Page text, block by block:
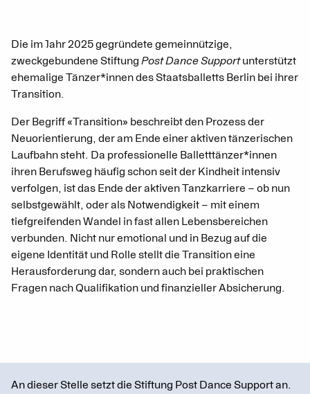
Die im Jahr 2025 gegründete gemeinnützige,
zweckgebundene StiftungPost Dance Supportunterstützt
ehemalige Tänzer*innen des Staatsballetts Berlin bei ihrer
Transition.
Der Begriff «Transition» beschreibt den Prozess der
Neuorientierung, der am Ende einer aktiven tänzerischen
Laufbahn steht. Da professionelle Balletttänzer*innen
ihren Berufsweg häufig schon seit der Kindheit intensiv
verfolgen, ist das Ende der aktiven Tanzkarriere – ob nun
selbstgewählt, oder als Notwendigkeit – mit einem
tiefgreifenden Wandel in fast allen Lebensbereichen
verbunden. Nicht nur emotional und in Bezug auf die
eigene Identität und Rolle stellt die Transition eine
Herausforderung dar, sondern auch bei praktischen
Fragen nach Qualifikation und finanzieller Absicherung.
An dieser Stelle setzt die Stiftung Post Dance Support an.